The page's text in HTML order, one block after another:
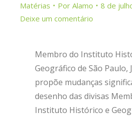
Matérias Por Alamo
8 de
Deixe um comentário
Membro do Instituto
Geográfico de São Paulo,
propõe mudanças
desenho das divisas
Instituto Histórico e